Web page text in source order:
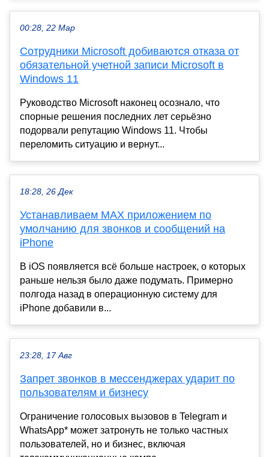
00:28, 22 Мар
Сотрудники Microsoft добиваются отказа от
обязательной учетной записи Microsoft в
Windows 11
Руководство Microsoft наконец осознало, что
спорные решения последних лет серьёзно
подорвали репутацию Windows 11. Чтобы
переломить ситуацию и вернут...
18:28, 26 Дек
Устанавливаем MAX приложением по
умолчанию для звонков и сообщений на
iPhone
В iOS появляется всё больше настроек, о которых
раньше нельзя было даже подумать. Примерно
полгода назад в операционную систему для
iPhone добавили в...
23:28, 17 Авг
Запрет звонков в мессенджерах ударит по
пользователям и бизнесу
Ограничение голосовых вызовов в Telegram и
WhatsApp* может затронуть не только частных
пользователей, но и бизнес, включая